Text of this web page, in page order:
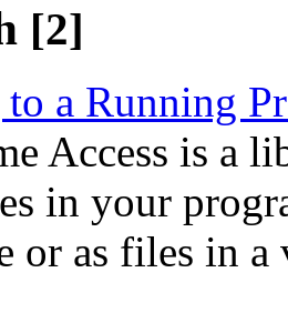
[2]
a Running
Access is a
in your
or as files in